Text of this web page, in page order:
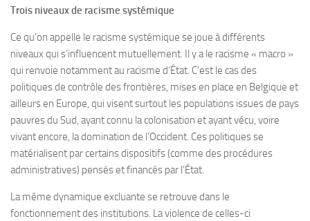
Trois niveaux de racisme systémique
Ce qu’on appelle le racisme systémique se joue à différents
niveaux qui s’influencent mutuellement. Il y a le racisme « macro »
qui renvoie notamment au racisme d’État. C’est le cas des
politiques de contrôle des frontières, mises en place en Belgique et
ailleurs en Europe, qui visent surtout les populations issues de pays
pauvres du Sud, ayant connu la colonisation et ayant vécu, voire
vivant encore, la domination de l’Occident. Ces politiques se
matérialisent par certains dispositifs (comme des procédures
administratives) pensés et financés par l’État.
La même dynamique excluante se retrouve dans le
fonctionnement des institutions. La violence de celles-ci